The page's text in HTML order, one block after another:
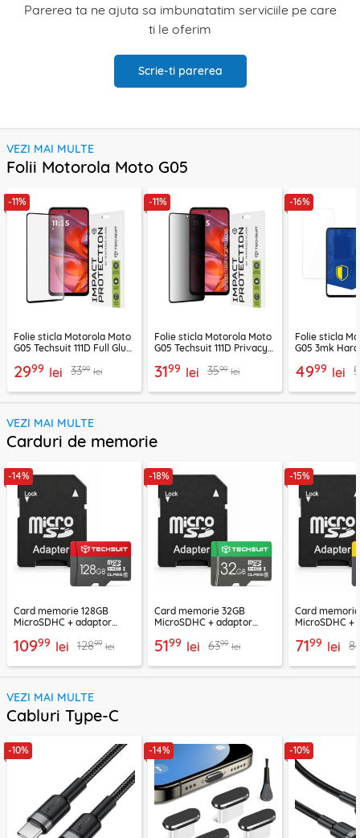
Parerea ta ne ajuta sa imbunatatim serviciile pe care
ti le oferim
Scrie-ti parerea
VEZI MAI MULTE
Folii Motorola Moto G05
-11%
Folie sticla Motorola Moto
G05 Techsuit 111D Full Glue
2999 lei 3399 lei
-11%
Folie sticla Motorola Moto
G05 Techsuit 111D Privacy
3199 lei 3599 lei
-16%
Folie sticla
G05 3mk
Protector,
4999 lei
VEZI MAI MULTE
Carduri de memorie
-14%
Card memorie 128GB
MicroSDHC + adaptor
10999 lei 12899 lei
-18%
Card memorie 32GB
MicroSDHC + adaptor
5199 lei 6399 lei
-15%
Card
MicroSDHC +
7199 lei
VEZI MAI MULTE
Cabluri Type-C
-10% -14% -10%